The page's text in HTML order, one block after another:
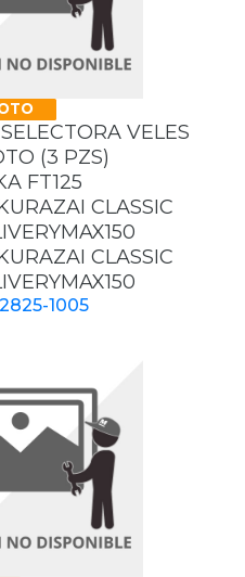
VELES
(3 PZS)
FT125
CLASSIC
CLASSIC
1005